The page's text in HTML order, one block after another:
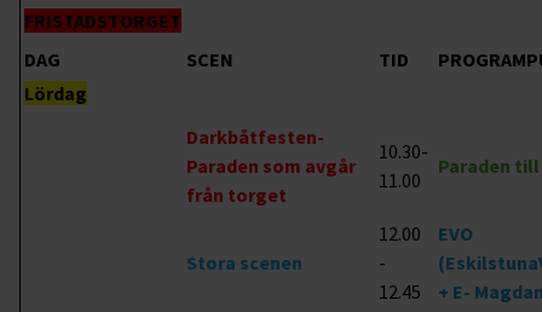
FRISTADSTORGET
DAG
SCEN TID
Lördag
Darkbåtfesten-
Paraden som avgår
från torget
10.30-
11.00
Paraden
Stora scenen
12.00
-
12.45
EVO
+ E-